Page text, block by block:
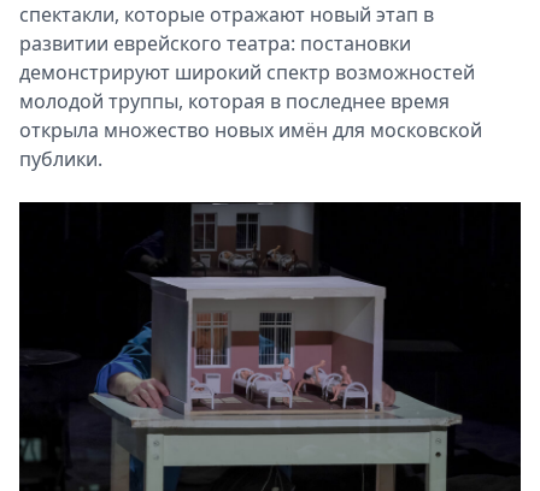
спектакли, которые отражают новый этап в
развитии еврейского театра: постановки
демонстрируют широкий спектр возможностей
молодой труппы, которая в последнее время
открыла множество новых имён для московской
публики.